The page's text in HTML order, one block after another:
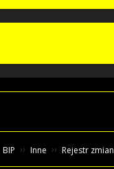
BIP Inne Rejestr zmian